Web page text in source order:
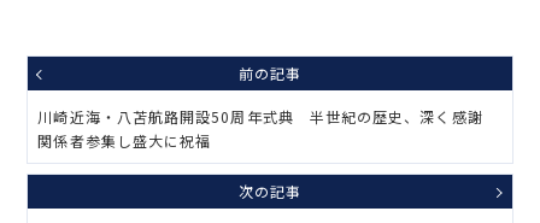
前の記事
川崎近海・八苫航路開設50周年式典 半世紀の歴史、深く感謝
関係者参集し盛大に祝福
次の記事